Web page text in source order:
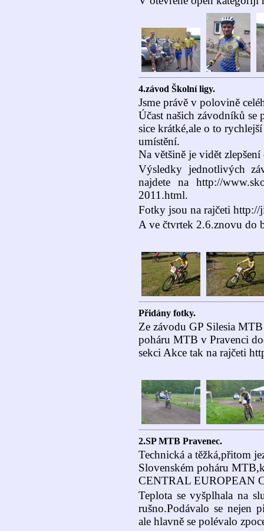
4.závod Školní ligy.
Jsme právě v polovině
Účast našich závodníků
sice krátké,ale o to
umístění.
Na většině je vidět
Výsledky jednotlivých
najdete na http://
2011.html.
Fotky jsou na rajčeti http://
A ve čtvrtek 2.6.znovu do
Přidány fotky.
Ze závodu GP Silesia
poháru MTB v Pravenci
sekci Akce tak na rajčeti
2.SP MTB Pravenec.
Technická a těžká,přitom
Slovenském poháru
CENTRAL EUROPEAN
Teplota se vyšplhala na
rušno.Podávalo se nejen
ale hlavně se polévalo